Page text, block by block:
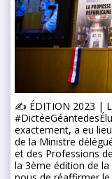
✍️ ÉDITION 2023 |
exactement, a eu
de la Ministre
et des Professions
la 3ème édition de